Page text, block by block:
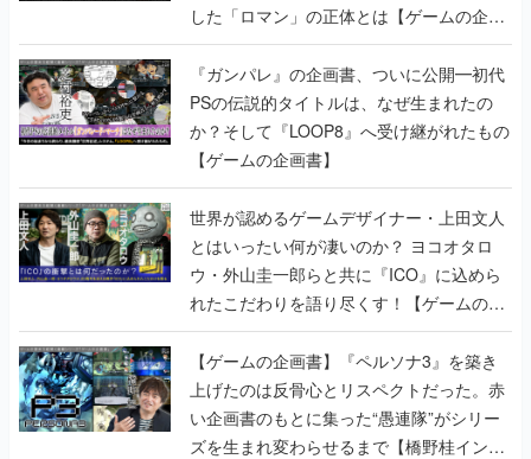
した「ロマン」の正体とは【ゲームの企画
書】
『ガンパレ』の企画書、ついに公開━初代
PSの伝説的タイトルは、なぜ生まれたの
か？そして『LOOP8』へ受け継がれたもの
【ゲームの企画書】
世界が認めるゲームデザイナー・上田文人
とはいったい何が凄いのか？ ヨコオタロ
ウ・外山圭一郎らと共に『ICO』に込めら
れたこだわりを語り尽くす！【ゲームの企
画書】
【ゲームの企画書】『ペルソナ3』を築き
上げたのは反骨心とリスペクトだった。赤
い企画書のもとに集った“愚連隊”がシリー
ズを生まれ変わらせるまで【橋野桂インタ